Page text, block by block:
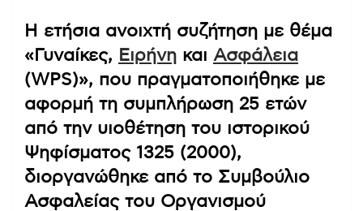
Η ετήσια ανοιχτή συζήτηση με θέμα
«Γυναίκες, Ειρήνη και Ασφάλεια
(WPS)», που πραγματοποιήθηκε με
αφορμή τη συμπλήρωση 25 ετών
από την υιοθέτηση του ιστορικού
Ψηφίσματος 1325 (2000),
διοργανώθηκε από το Συμβούλιο
Ασφαλείας του Οργανισμού